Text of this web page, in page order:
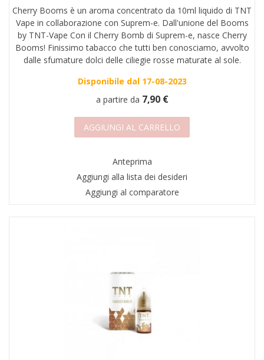
Cherry Booms è un aroma concentrato da 10ml liquido di TNT
Vape in collaborazione con Suprem-e. Dall'unione del Booms
by TNT-Vape Con il Cherry Bomb di Suprem-e, nasce Cherry
Booms! Finissimo tabacco che tutti ben conosciamo, avvolto
dalle sfumature dolci delle ciliegie rosse maturate al sole.
Disponibile dal 17-08-2023
a partire da 7,90 €
AGGIUNGI AL CARRELLO
Anteprima
Aggiungi alla lista dei desideri
Aggiungi al comparatore